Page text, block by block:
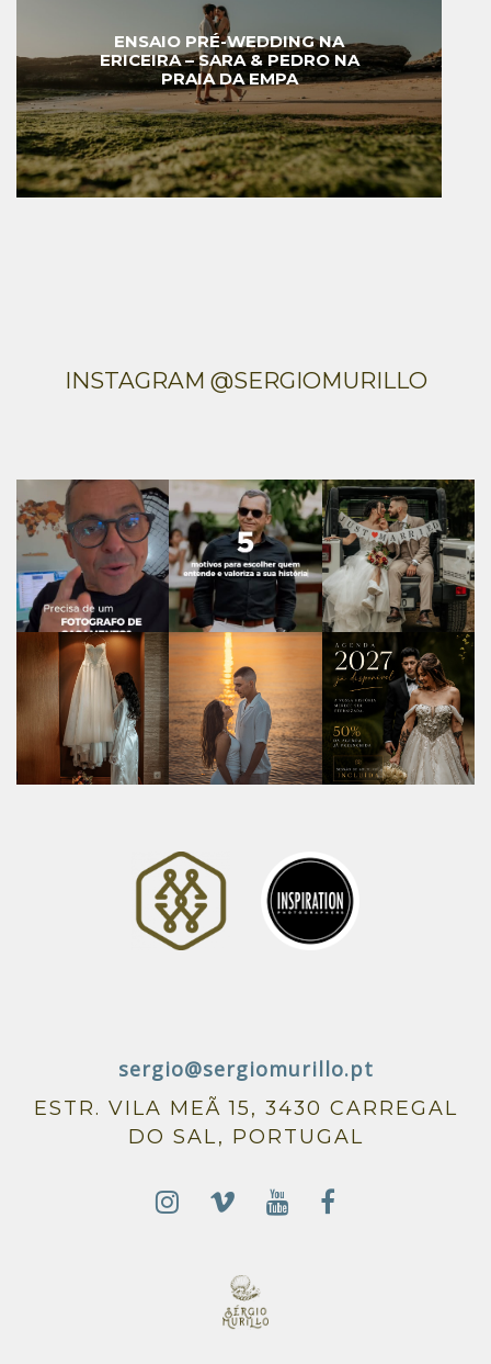
ENSAIO PRÉ-WEDDING NA
ERICEIRA – SARA & PEDRO NA
PRAIA DA EMPA
INSTAGRAM @SERGIOMURILLO
sergio@sergiomurillo.pt
ESTR. VILA MEÃ 15, 3430 CARREGAL
DO SAL, PORTUGAL